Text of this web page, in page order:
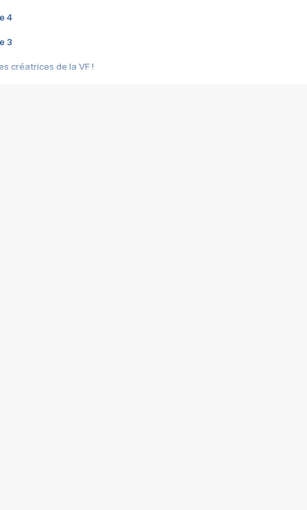
4
3
créatrices de la VF !